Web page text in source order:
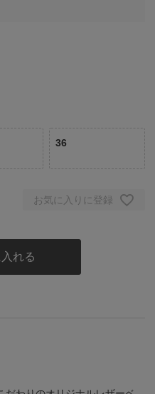
36
お気に入りに登録
れる